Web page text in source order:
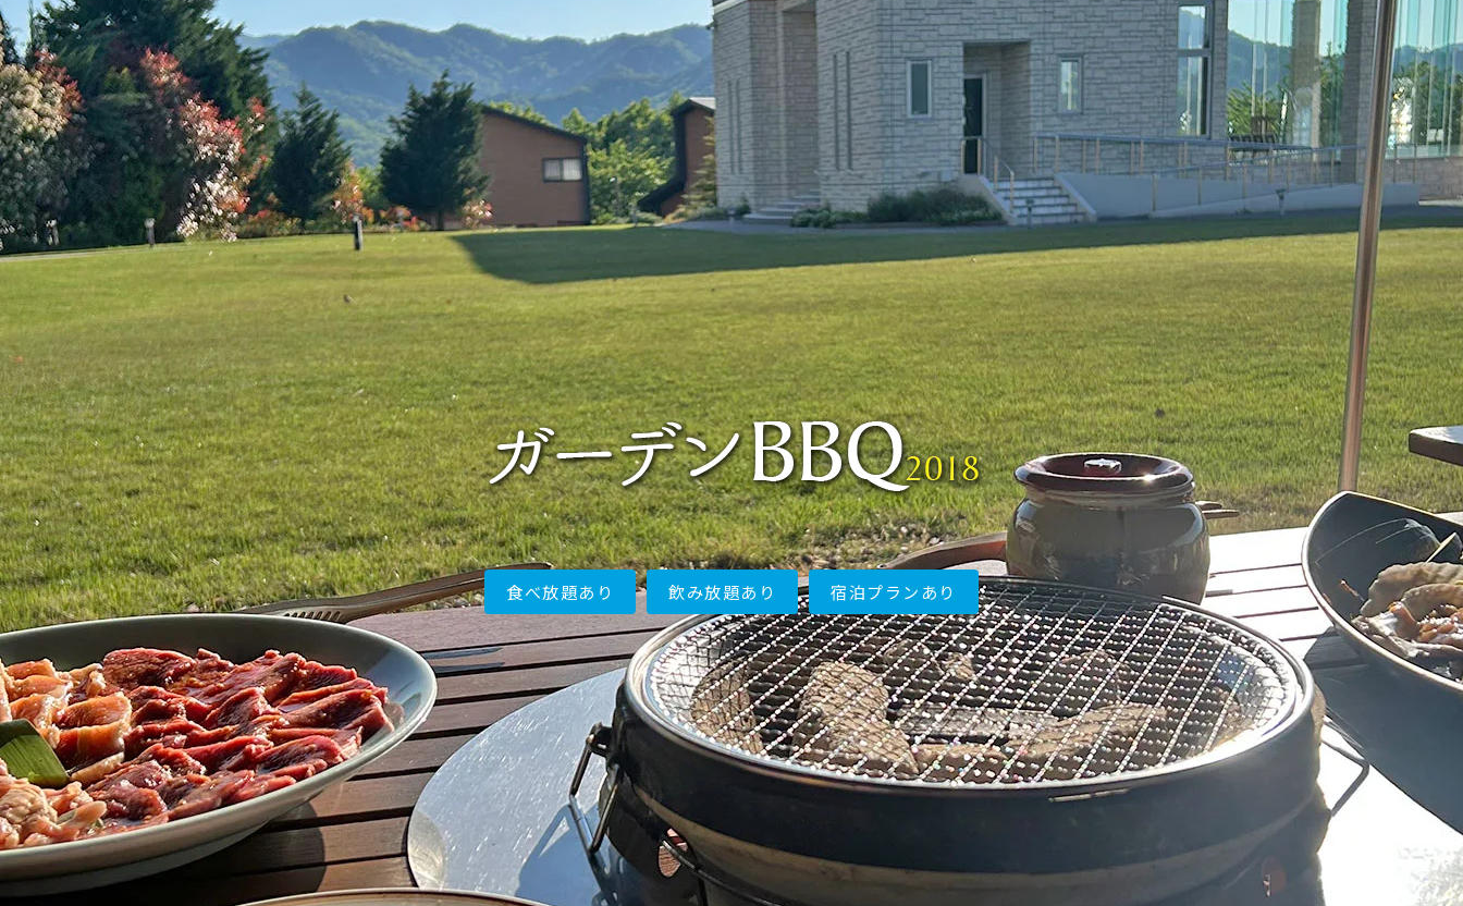
食べ放題あり 飲み放題あり 宿泊プランあり